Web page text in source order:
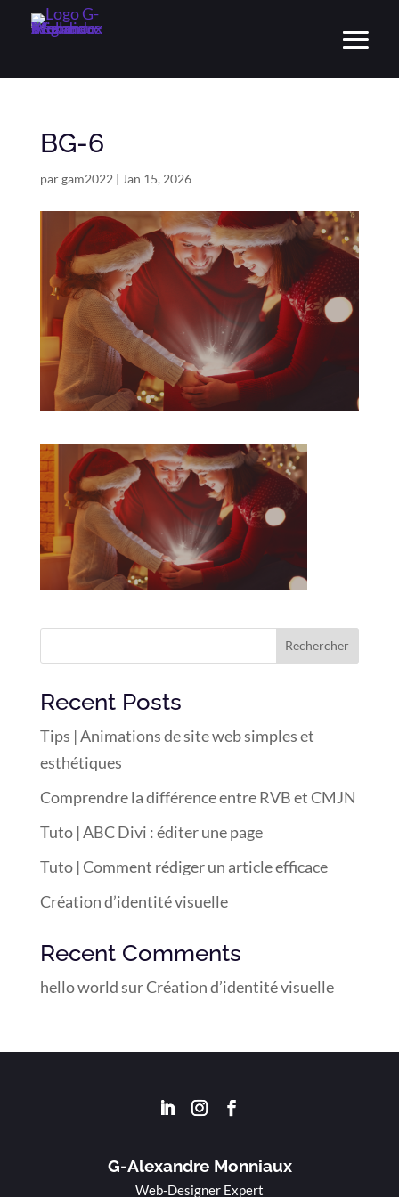
BG-6
pargam2022 | Jan 15, 2026
Rechercher
Recent Posts
Tips | Animations de site web simples et
esthétiques
Comprendre la différence entre RVB et CMJN
Tuto | ABC Divi : éditer une page
Tuto | Comment rédiger un article efficace
Création d’identité visuelle
Recent Comments
hello worldsurCréation d’identité visuelle
G-Alexandre Monniaux
Web-Designer Expert